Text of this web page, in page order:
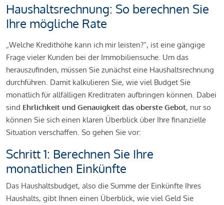
Haushaltsrechnung: So berechnen Sie
Ihre mögliche Rate
„Welche Kredithöhe kann ich mir leisten?“, ist eine gängige
Frage vieler Kunden bei der Immobiliensuche. Um das
herauszufinden, müssen Sie zunächst eine Haushaltsrechnung
durchführen. Damit kalkulieren Sie, wie viel Budget Sie
monatlich für allfälligen Kreditraten aufbringen können. Dabei
sind Ehrlichkeit und Genauigkeit das oberste Gebot, nur so
können Sie sich einen klaren Überblick über Ihre finanzielle
Situation verschaffen. So gehen Sie vor:
Schritt 1: Berechnen Sie Ihre
monatlichen Einkünfte
Das Haushaltsbudget, also die Summe der Einkünfte Ihres
Haushalts, gibt Ihnen einen Überblick, wie viel Geld Sie